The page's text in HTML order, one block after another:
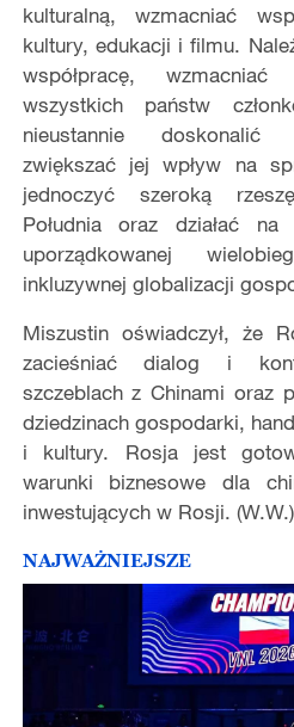
kulturalną, wzmacniać
kultury, edukacji i filmu.
współpracę, wzmacniać
wszystkich państw
nieustannie doskonalić
zwiększać jej wpływ na
jednoczyć szeroką
Południa oraz działać
uporządkowanej
inkluzywnej globalizacji
Miszustin oświadczył, że
zacieśniać dialog i
szczeblach z Chinami oraz
dziedzinach gospodarki,
i kultury. Rosja jest
warunki biznesowe dla
inwestujących w Rosji. (W.W.)
NAJWAŻNIEJSZE